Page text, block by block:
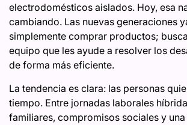
electrodomésticos aislados. Hoy, esa
cambiando. Las nuevas generaciones
simplemente comprar productos;
equipo que les ayude a resolver los
de forma más eficiente.
La tendencia es clara: las personas
tiempo. Entre jornadas laborales
familiares, compromisos sociales y